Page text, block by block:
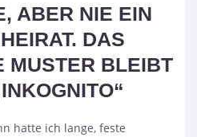
ABER NIE EIN
DAS
MUSTER BLEIBT
hatte ich lange, feste